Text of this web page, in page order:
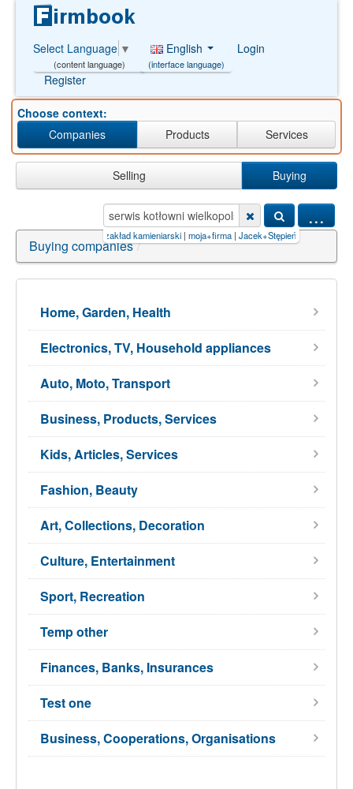
Select Language ▼
(content language)
English
(interface language)
Login
Register
Choose context:
Companies
Products Services
Selling Buying
...
wielkopolska'" zakład kamieniarski|moja+firma|Jacek+Stępień,+59-
Buying companies /
Home, Garden, Health
Electronics, TV, Household appliances
Auto, Moto, Transport
Business, Products, Services
Kids, Articles, Services
Fashion, Beauty
Art, Collections, Decoration
Culture, Entertainment
Sport, Recreation
Temp other
Finances, Banks, Insurances
Test one
Business, Cooperations, Organisations